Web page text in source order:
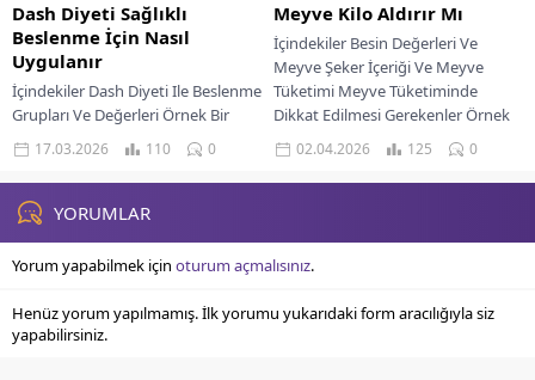
Dash Diyeti Sağlıklı
Beslenme İçin Nasıl
Uygulanır
İçindekiler Dash Diyeti Ile Beslenme
Grupları Ve Değerleri Örnek Bir
Günlük Öğün Listesi Kimler Dash
Diyeti Uygulamamalı Yüksek
tansiyonu kontrol...
17.03.2026 110 0
Meyve Kilo Aldırır Mı
İçindekiler Besin Değerleri Ve
Meyve Şeker İçeriği Ve Meyve
Tüketimi Meyve Tüketiminde
Dikkat Edilmesi Gerekenler Örnek
Bir Günlük Meyve Tüketim...
02.04.2026 125 0
YORUMLAR
Yorum yapabilmek için oturum açmalısınız.
Henüz yorum yapılmamış. İlk yorumu yukarıdaki form aracılığıyla siz
yapabilirsiniz.